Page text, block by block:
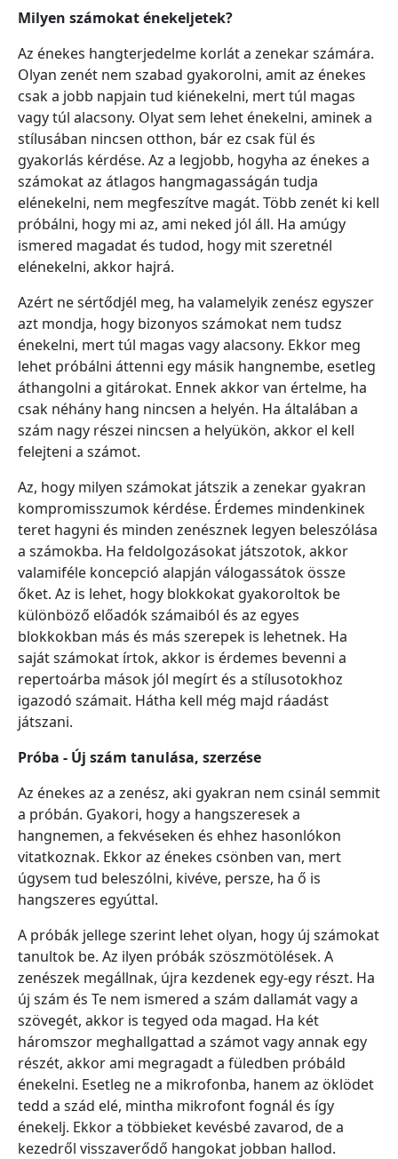
Milyen számokat énekeljetek?
Az énekes hangterjedelme korlát a zenekar számára.
Olyan zenét nem szabad gyakorolni, amit az énekes
csak a jobb napjain tud kiénekelni, mert túl magas
vagy túl alacsony. Olyat sem lehet énekelni, aminek a
stílusában nincsen otthon, bár ez csak fül és
gyakorlás kérdése. Az a legjobb, hogyha az énekes a
számokat az átlagos hangmagasságán tudja
elénekelni, nem megfeszítve magát. Több zenét ki kell
próbálni, hogy mi az, ami neked jól áll. Ha amúgy
ismered magadat és tudod, hogy mit szeretnél
elénekelni, akkor hajrá.
Azért ne sértődjél meg, ha valamelyik zenész egyszer
azt mondja, hogy bizonyos számokat nem tudsz
énekelni, mert túl magas vagy alacsony. Ekkor meg
lehet próbálni áttenni egy másik hangnembe, esetleg
áthangolni a gitárokat. Ennek akkor van értelme, ha
csak néhány hang nincsen a helyén. Ha általában a
szám nagy részei nincsen a helyükön, akkor el kell
felejteni a számot.
Az, hogy milyen számokat játszik a zenekar gyakran
kompromisszumok kérdése. Érdemes mindenkinek
teret hagyni és minden zenésznek legyen beleszólása
a számokba. Ha feldolgozásokat játszotok, akkor
valamiféle koncepció alapján válogassátok össze
őket. Az is lehet, hogy blokkokat gyakoroltok be
különböző előadók számaiból és az egyes
blokkokban más és más szerepek is lehetnek. Ha
saját számokat írtok, akkor is érdemes bevenni a
repertoárba mások jól megírt és a stílusotokhoz
igazodó számait. Hátha kell még majd ráadást
játszani.
Próba - Új szám tanulása, szerzése
Az énekes az a zenész, aki gyakran nem csinál semmit
a próbán. Gyakori, hogy a hangszeresek a
hangnemen, a fekvéseken és ehhez hasonlókon
vitatkoznak. Ekkor az énekes csönben van, mert
úgysem tud beleszólni, kivéve, persze, ha ő is
hangszeres egyúttal.
A próbák jellege szerint lehet olyan, hogy új számokat
tanultok be. Az ilyen próbák szöszmötölések. A
zenészek megállnak, újra kezdenek egy-egy részt. Ha
új szám és Te nem ismered a szám dallamát vagy a
szövegét, akkor is tegyed oda magad. Ha két
háromszor meghallgattad a számot vagy annak egy
részét, akkor ami megragadt a füledben próbáld
énekelni. Esetleg ne a mikrofonba, hanem az öklödet
tedd a szád elé, mintha mikrofont fognál és így
énekelj. Ekkor a többieket kevésbé zavarod, de a
kezedről visszaverődő hangokat jobban hallod.